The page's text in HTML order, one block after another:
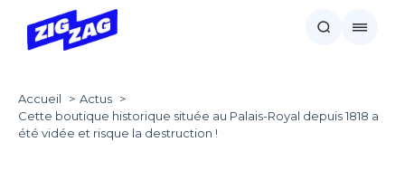
Accueil
Actus
Cette boutique historique située au Palais-Royal depuis 1818 a
été vidée et risque la destruction !